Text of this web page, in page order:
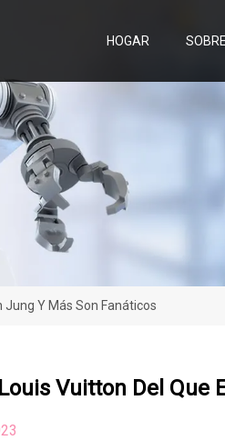
HOGAR
Jung Y Más Son Fanáticos
Vuitton Del Que